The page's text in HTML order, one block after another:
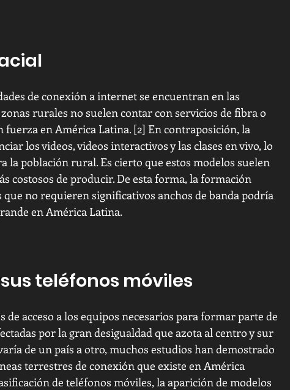
de conexión a internet se encuentran en las
rurales no suelen contar con servicios de fibra o
fuerza en América Latina. [2] En contraposición, la
los videos, videos interactivos y las clases en vivo, lo
la población rural. Es cierto que estos modelos suelen
costosos de producir. De esta forma, la formación
no requieren significativos anchos de banda podría
en América Latina.
teléfonos móviles
acceso a los equipos necesarios para formar parte de
por la gran desigualdad que azota al centro y sur
de un país a otro, muchos estudios han demostrado
terrestres de conexión que existe en América
de teléfonos móviles, la aparición de modelos